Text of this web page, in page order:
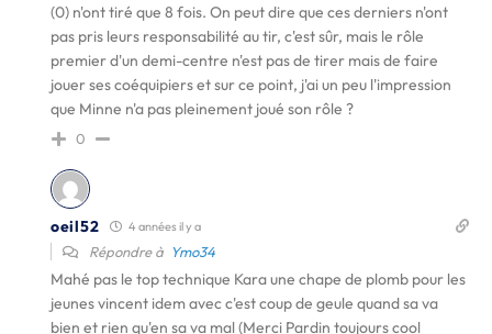
(0) n'ont tiré que 8 fois. On peut dire que ces derniers n'ont
pas pris leurs responsabilité au tir, c'est sûr, mais le rôle
premier d'un demi-centre n'est pas de tirer mais de faire
jouer ses coéquipiers et sur ce point, j'ai un peu l'impression
que Minne n'a pas pleinement joué son rôle ?
0
oeil52 4 années il y a
Répondre à Ymo34
Mahé pas le top technique Kara une chape de plomb pour les
jeunes vincent idem avec c'est coup de geule quand sa va
bien et rien qu'en sa va mal (Merci Pardin toujours cool